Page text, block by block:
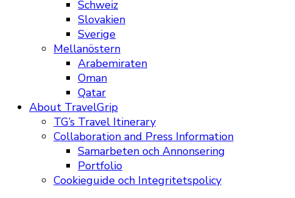
Schweiz
Slovakien
Sverige
Mellanöstern
Arabemiraten
Oman
Qatar
About TravelGrip
TG’s Travel Itinerary
Collaboration and Press Information
Samarbeten och Annonsering
Portfolio
Cookieguide och Integritetspolicy